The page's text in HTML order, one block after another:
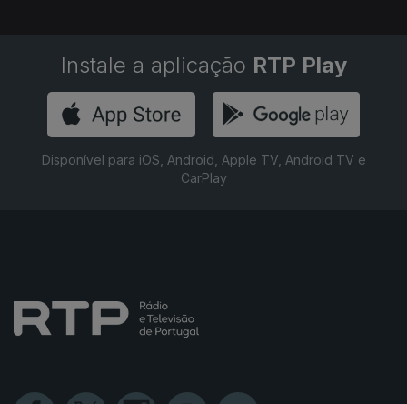
Instale a aplicação RTP Play
Disponível para iOS, Android, Apple TV, Android TV e
CarPlay